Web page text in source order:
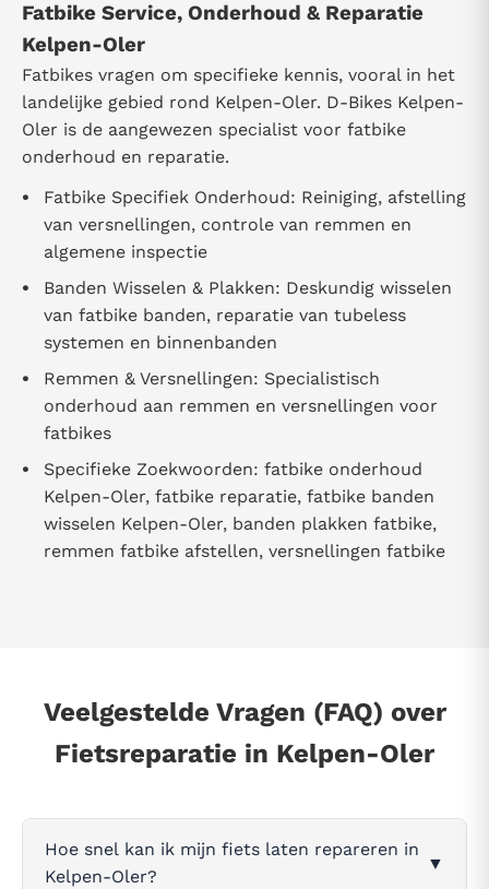
Fatbike Service, Onderhoud & Reparatie
Kelpen-Oler
Fatbikes vragen om specifieke kennis, vooral in het
landelijke gebied rond Kelpen-Oler. D-Bikes Kelpen-
Oler is de aangewezen specialist voor fatbike
onderhoud en reparatie.
Fatbike Specifiek Onderhoud: Reiniging, afstelling
van versnellingen, controle van remmen en
algemene inspectie
Banden Wisselen & Plakken: Deskundig wisselen
van fatbike banden, reparatie van tubeless
systemen en binnenbanden
Remmen & Versnellingen: Specialistisch
onderhoud aan remmen en versnellingen voor
fatbikes
Specifieke Zoekwoorden: fatbike onderhoud
Kelpen-Oler, fatbike reparatie, fatbike banden
wisselen Kelpen-Oler, banden plakken fatbike,
remmen fatbike afstellen, versnellingen fatbike
Veelgestelde Vragen (FAQ) over
Fietsreparatie in Kelpen-Oler
Hoe snel kan ik mijn fiets laten repareren in
Kelpen-Oler?
▼